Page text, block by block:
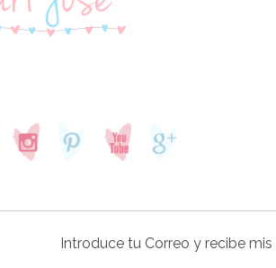
Introduce tu Correo y recibe